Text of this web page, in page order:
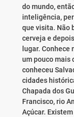
do mundo,
inteligência,
que visita. Não
cerveja e
lugar. Conhece
um pouco mais
conheceu
cidades
Chapada dos
Francisco, rio
Açúcar.